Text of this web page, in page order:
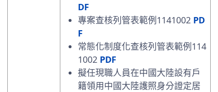
DF
專案查核列管表範例1141002 PD
F
常態化制度化查核列管表範例114
1002 PDF
擬任現職人員在中國大陸設有戶
籍領用中國大陸護照身分證定居